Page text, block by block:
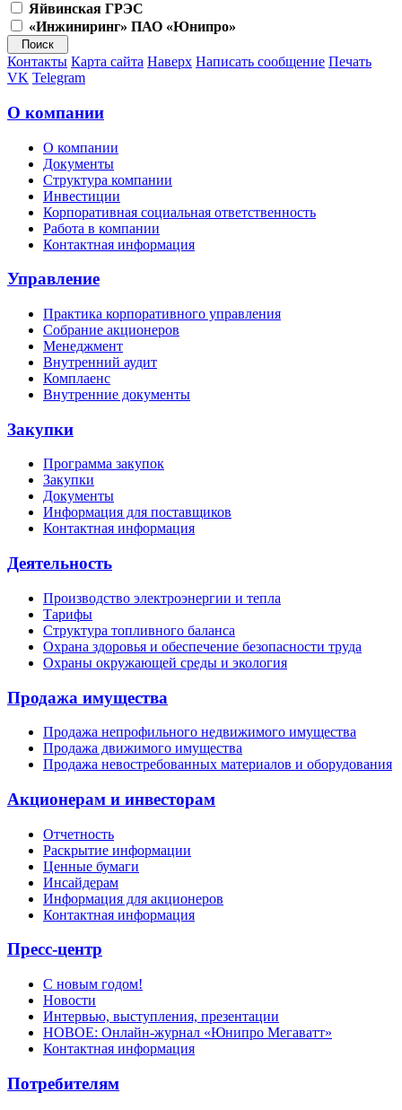
Яйвинская ГРЭС
«Инжиниринг» ПАО «Юнипро»
Контакты Карта сайта Наверх Написать сообщение Печать
VK Telegram
О компании
О компании
Документы
Структура компании
Инвестиции
Корпоративная социальная ответственность
Работа в компании
Контактная информация
Управление
Практика корпоративного управления
Собрание акционеров
Менеджмент
Внутренний аудит
Комплаенс
Внутренние документы
Закупки
Программа закупок
Закупки
Документы
Информация для поставщиков
Контактная информация
Деятельность
Производство электроэнергии и тепла
Тарифы
Структура топливного баланса
Охрана здоровья и обеспечение безопасности труда
Охраны окружающей среды и экология
Продажа имущества
Продажа непрофильного недвижимого имущества
Продажа движимого имущества
Продажа невостребованных материалов и оборудования
Акционерам и инвесторам
Отчетность
Раскрытие информации
Ценные бумаги
Инсайдерам
Информация для акционеров
Контактная информация
Пресс-центр
С новым годом!
Новости
Интервью, выступления, презентации
НОВОЕ: Онлайн-журнал «Юнипро Мегаватт»
Контактная информация
Потребителям